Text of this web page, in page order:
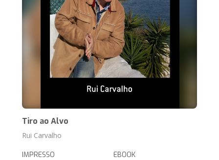
Tiro ao Alvo
Rui Carvalho
IMPRESSO EBOOK